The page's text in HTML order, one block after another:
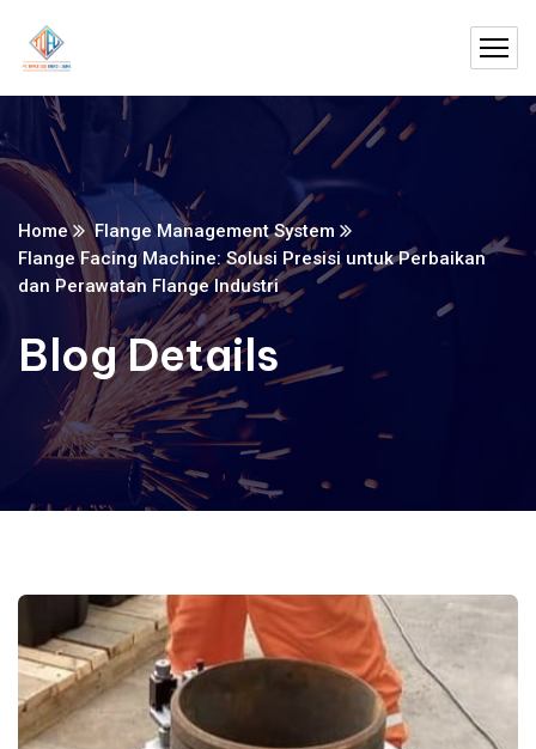
Home
Flange Management System
Flange Facing Machine: Solusi Presisi untuk Perbaikan
dan Perawatan Flange Industri
Blog Details